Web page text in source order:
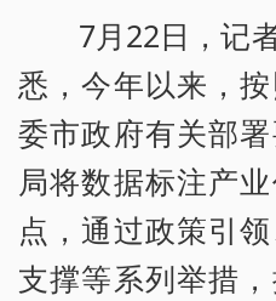
7月22日，记
悉，今年以来，
委市政府有关部
局将数据标注产
点，通过政策引
支撑等系列举措